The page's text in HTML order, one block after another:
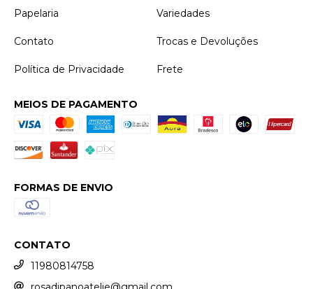
Papelaria Variedades
Contato Trocas e Devoluções
Política de Privacidade Frete
MEIOS DE PAGAMENTO
FORMAS DE ENVIO
CONTATO
11980814758